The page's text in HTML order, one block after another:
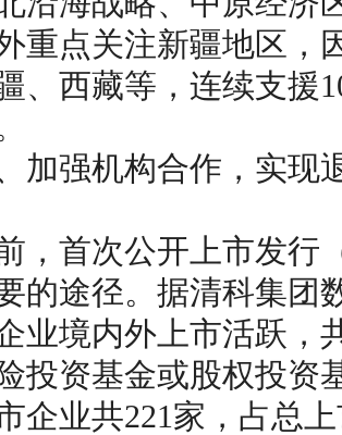
重点关注新疆地区，
、西藏等，连续支援
强机构合作，实现
首次公开上市发行
的途径。据清科集团
业境内外上市活跃，
投资基金或股权投资
企业共221家，占总